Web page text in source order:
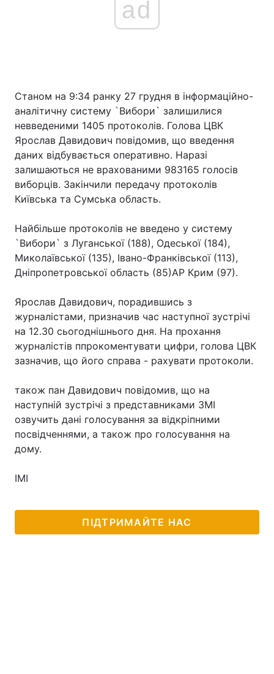
ad
Станом на 9:34 ранку 27 грудня в інформаційно-
аналітичну систему `Вибори` залишилися
невведеними 1405 протоколів. Голова ЦВК
Ярослав Давидович повідомив, що введення
даних відбувається оперативно. Наразі
залишаються не врахованими 983165 голосів
виборців. Закінчили передачу протоколів
Київська та Сумська область.
Найбільше протоколів не введено у систему
`Вибори` з Луганської (188), Одеської (184),
Миколаївської (135), Івано-Франківської (113),
Дніпропетровської область (85)АР Крим (97).
Ярослав Давидович, порадившись з
журналістами, призначив час наступної зустрічі
на 12.30 сьогоднішнього дня. На прохання
журналістів ппрокоментувати цифри, голова ЦВК
зазначив, що його справа - рахувати протоколи.
також пан Давидович повідомив, що на
наступній зустрічі з представниками ЗМІ
озвучить дані голосування за відкріпними
посвідченнями, а також про голосування на
дому.
ІМІ
ПІДТРИМАЙТЕ НАС